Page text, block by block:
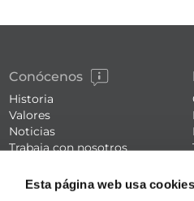
Esta página web usa cookies
Conócenos
Historia
Valores
Noticias
Trabaja con nosotros
Eventos
FAQs (preguntas frecuentes)